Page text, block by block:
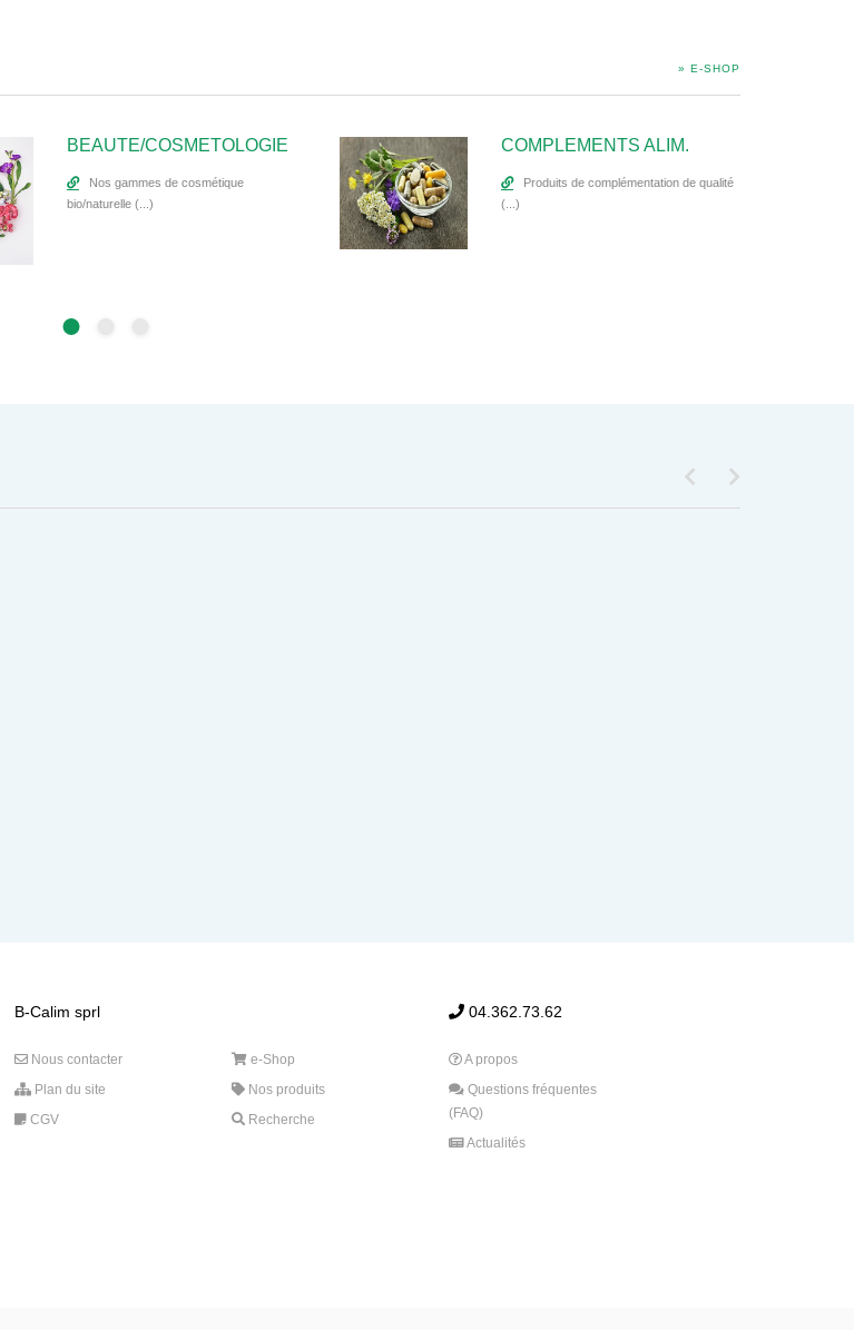
» E-SHOP
BEAUTE/COSMETOLOGIE
Nos gammes de cosmétique
bio/naturelle (...)
COMPLEMENTS ALIM.
Produits de complémentation de qualité
(...)
B-Calim sprl
Nous contacter
Plan du site
CGV
e-Shop
Nos produits
Recherche
04.362.73.62
A propos
Questions fréquentes
(FAQ)
Actualités